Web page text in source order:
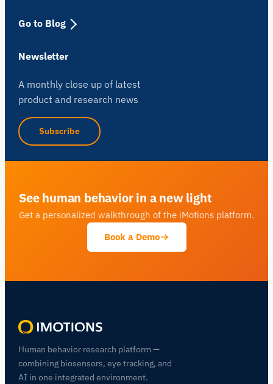
Go to Blog
Newsletter
A monthly close up of latest
product and research news
Subscribe
See human behavior in a new light
Get a personalized walkthrough of the iMotions platform.
Book a Demo
Human behavior research platform —
combining biosensors, eye tracking, and
AI in one integrated environment.